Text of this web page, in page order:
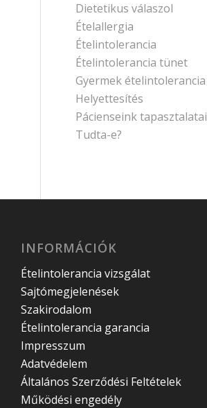
Dietetikus válaszol
Ételallergia
Ételintolerancia
Ételintolerancia tünet
Gyermek ételintolerancia
Helyettesítés
Pácienseink tapasztalatai
Tudta-e?
INFORMÁCIÓK
Ételintolerancia vizsgálat
Sajtómegjelenések
Szakirodalom
Ételintolerancia garancia
Impresszum
Adatvédelem
Általános Szerződési Feltételek
Működési engedély